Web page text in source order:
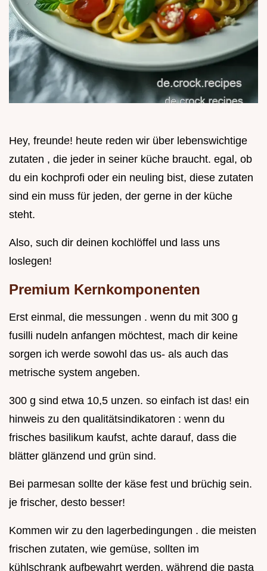
Hey, freunde! heute reden wir über lebenswichtige
zutaten , die jeder in seiner küche braucht. egal, ob
du ein kochprofi oder ein neuling bist, diese zutaten
sind ein muss für jeden, der gerne in der küche
steht.
Also, such dir deinen kochlöffel und lass uns
loslegen!
Premium Kernkomponenten
Erst einmal, die messungen . wenn du mit 300 g
fusilli nudeln anfangen möchtest, mach dir keine
sorgen ich werde sowohl das us- als auch das
metrische system angeben.
300 g sind etwa 10,5 unzen. so einfach ist das! ein
hinweis zu den qualitätsindikatoren : wenn du
frisches basilikum kaufst, achte darauf, dass die
blätter glänzend und grün sind.
Bei parmesan sollte der käse fest und brüchig sein.
je frischer, desto besser!
Kommen wir zu den lagerbedingungen . die meisten
frischen zutaten, wie gemüse, sollten im
kühlschrank aufbewahrt werden, während die pasta